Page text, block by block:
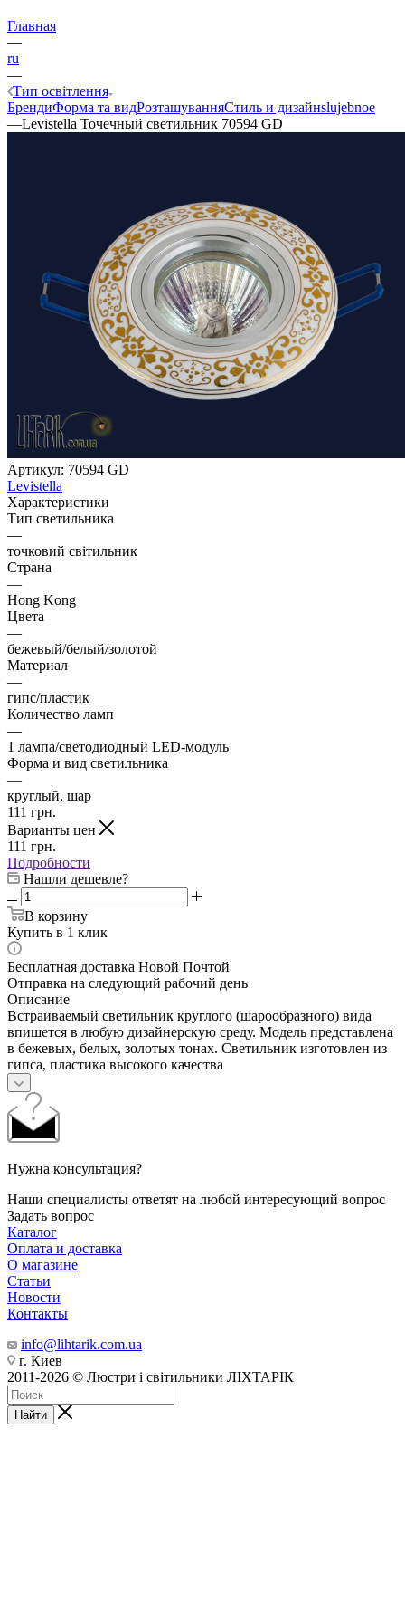
Главная
—
ru
—
Тип освітлення
БрендиФорма та видРозташуванняСтиль и дизайнslujebnoe
—Levistella Точечный светильник 70594 GD
Артикул: 70594 GD
Levistella
Характеристики
Тип светильника
—
точковий світильник
Страна
—
Hong Kong
Цвета
—
бежевый/белый/золотой
Материал
—
гипс/пластик
Количество ламп
—
1 лампа/светодиодный LED-модуль
Форма и вид светильника
—
круглый, шар
111 грн.
Варианты цен
111 грн.
Подробности
Нашли дешевле?
В корзину
Купить в 1 клик
Бесплатная доставка Новой Почтой
Отправка на следующий рабочий день
Описание
Встраиваемый светильник круглого (шарообразного) вида
впишется в любую дизайнерскую среду. Модель представлена
в бежевых, белых, золотых тонах. Светильник изготовлен из
гипса, пластика высокого качества
Нужна консультация?
Наши специалисты ответят на любой интересующий вопрос
Задать вопрос
Каталог
Оплата и доставка
О магазине
Статьи
Новости
Контакты
info@lihtarik.com.ua
г. Киев
2011-2026 © Люстри і світильники ЛІХТАРІК
Найти